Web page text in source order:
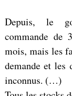
Depuis, le
commande de
mois, mais les
demande et les
inconnus. (…)